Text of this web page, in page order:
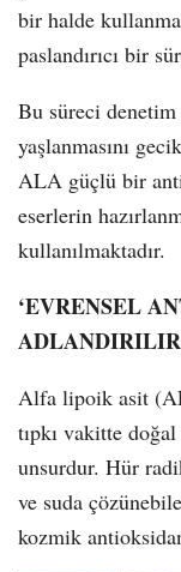
bir halde
paslandırıcı bir
Bu süreci
yaşlanmasını
ALA güçlü bir
eserlerin
kullanılmaktadır.
‘EVRENSEL
ADLANDIRILIR
Alfa lipoik asit
tıpkı vakitte
unsurdur. Hür
ve suda
kozmik